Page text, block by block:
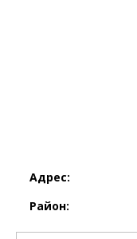
Адрес:
Район: